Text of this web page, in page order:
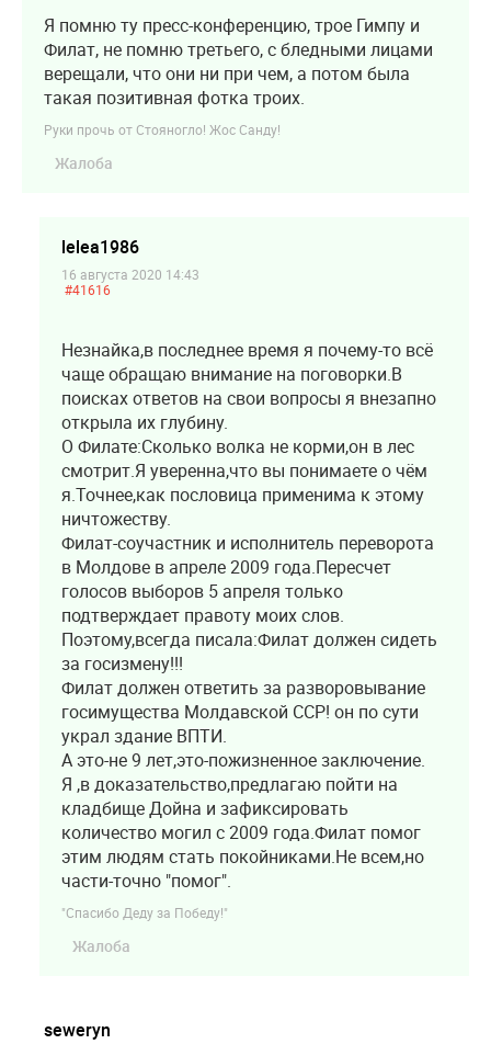
Я помню ту пресс-конференцию, трое Гимпу и
Филат, не помню третьего, с бледными лицами
верещали, что они ни при чем, а потом была
такая позитивная фотка троих.
Руки прочь от Стояногло! Жос Санду!
Жалоба
lelea1986
16 августа 2020 14:43
#41616
Незнайка,в последнее время я почему-то всё
чаще обращаю внимание на поговорки.В
поисках ответов на свои вопросы я внезапно
открыла их глубину.
О Филате:Сколько волка не корми,он в лес
смотрит.Я уверенна,что вы понимаете о чём
я.Точнее,как пословица применима к этому
ничтожеству.
Филат-соучастник и исполнитель переворота
в Молдове в апреле 2009 года.Пересчет
голосов выборов 5 апреля только
подтверждает правоту моих слов.
Поэтому,всегда писала:Филат должен сидеть
за госизмену!!!
Филат должен ответить за разворовывание
госимущества Молдавской ССР! он по сути
украл здание ВПТИ.
А это-не 9 лет,это-пожизненное заключение.
Я ,в доказательство,предлагаю пойти на
кладбище Дойна и зафиксировать
количество могил с 2009 года.Филат помог
этим людям стать покойниками.Не всем,но
части-точно "помог".
"Спасибо Деду за Победу!"
Жалоба
seweryn